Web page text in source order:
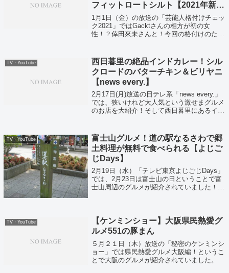
フィットロートシルト【2021年新春
格付けスペシャル】
1月1日（金）の放送の「芸能人格付けチェッ
ク2021」ではGacktさんの相方が初の女
性！？倖田來未さんと！今回の格付けのため
TV・YouTube
西日暮里の絶品インドカレー！シル
クロードのバターチキン＆ビリヤニ
【news every.】
2月17日(月)放送の日テレ系「news every.」
では、狭いけれど大人気という激せまグルメ
のお店を大紹介！そして西日暮里にあるイン
TV・YouTube
富士山グルメ！道の駅なるさわで郷
土料理が無料で食べられる【よじご
じDays】
2月19日（水）「テレビ東京よじごじDays」
では、2月23日は富士山の日ということで富
士山周辺のグルメが紹介されていました！紹
TV・YouTube
【ケンミンショー】大阪県民熱愛グ
ルメ551の豚まん
５月２１日（木）放送の「秘密のケンミンシ
ョー」では県民熱愛グルメ大阪編！というこ
とで大阪のグルメが紹介されていました。